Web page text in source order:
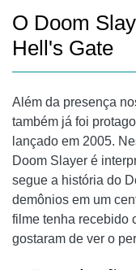
O Doom
Hell's Gate
Além da presença
também já foi
lançado em 2005.
Doom Slayer é
segue a história do
demônios em um
filme tenha recebido
gostaram de ver o